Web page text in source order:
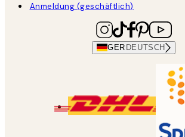
Anmeldung (geschäftlich)
GER DEUTSCH